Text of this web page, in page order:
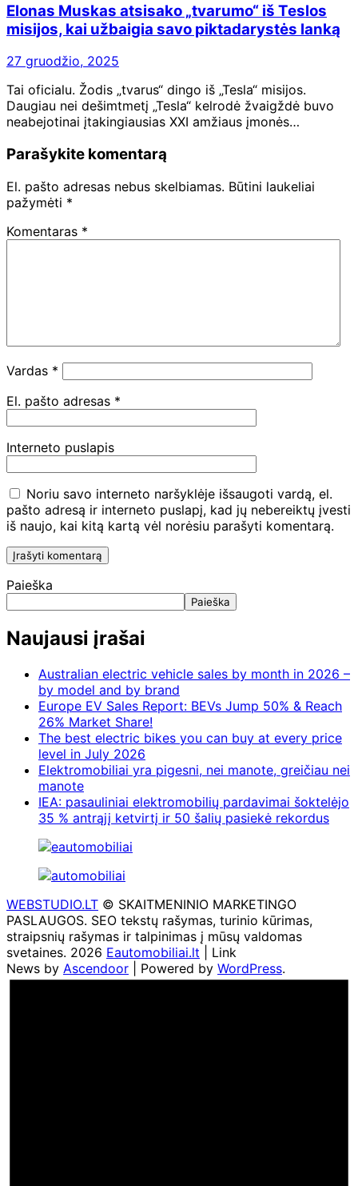
Elonas Muskas atsisako „tvarumo“ iš Teslos
misijos, kai užbaigia savo piktadarystės lanką
27 gruodžio, 2025
Tai oficialu. Žodis „tvarus“ dingo iš „Tesla“ misijos.
Daugiau nei dešimtmetį „Tesla“ kelrodė žvaigždė buvo
neabejotinai įtakingiausias XXI amžiaus įmonės…
Parašykite komentarą
El. pašto adresas nebus skelbiamas. Būtini laukeliai
pažymėti *
Komentaras *
Vardas *
El. pašto adresas *
Interneto puslapis
Noriu savo interneto naršyklėje išsaugoti vardą, el.
pašto adresą ir interneto puslapį, kad jų nebereiktų įvesti
iš naujo, kai kitą kartą vėl norėsiu parašyti komentarą.
Paieška
Paieška
Naujausi įrašai
Australian electric vehicle sales by month in 2026 –
by model and by brand
Europe EV Sales Report: BEVs Jump 50% & Reach
26% Market Share!
The best electric bikes you can buy at every price
level in July 2026
Elektromobiliai yra pigesni, nei manote, greičiau nei
manote
IEA: pasauliniai elektromobilių pardavimai šoktelėjo
35 % antrąjį ketvirtį ir 50 šalių pasiekė rekordus
WEBSTUDIO.LT © SKAITMENINIO MARKETINGO
PASLAUGOS. SEO tekstų rašymas, turinio kūrimas,
straipsnių rašymas ir talpinimas į mūsų valdomas
svetaines. 2026 Eautomobiliai.lt | Link
News by Ascendoor | Powered by WordPress.